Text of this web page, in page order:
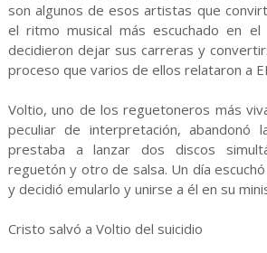
son algunos de esos artistas que
el ritmo musical más escuchado en
decidieron dejar sus carreras y
proceso que varios de ellos relataron a
Voltio, uno de los reguetoneros más
peculiar de interpretación, abandonó
prestaba a lanzar dos discos
reguetón y otro de salsa. Un día escuchó
y decidió emularlo y unirse a él en su
Cristo salvó a Voltio del suicidio